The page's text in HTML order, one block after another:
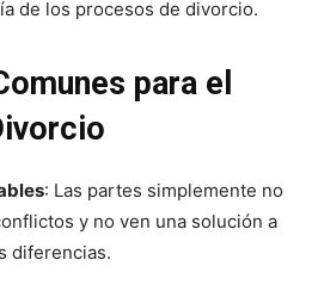
de los procesos de divorcio.
para el
: Las partes simplemente no
y no ven una solución a
diferencias.